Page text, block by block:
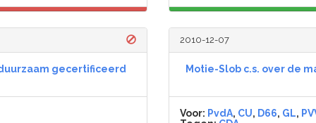
gecertificeerd
2010-12-07
Motie-Slob c.s. over de
Voor: PvdA, CU, D66, GL,